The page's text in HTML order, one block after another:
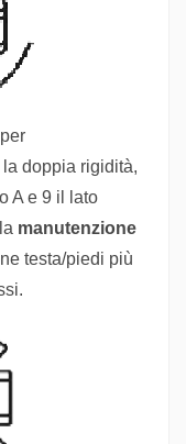
doppia rigidità,
A e 9 il lato
manutenzione
testa/piedi più